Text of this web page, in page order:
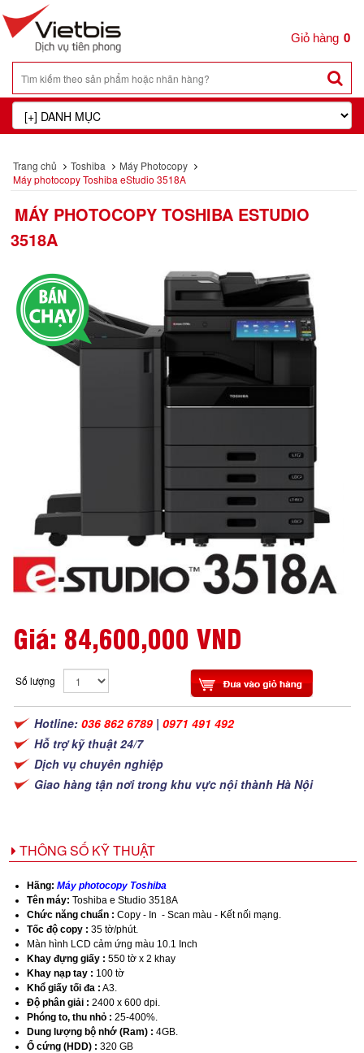
0
Trang chủ Toshiba
Máy Photocopy
Máy photocopy Toshiba eStudio 3518A
MÁY PHOTOCOPY TOSHIBA ESTUDIO
3518A
Giá: 84,600,000 VND
Số lượng
Hotline: 036 862 6789 | 0971 491 492
Hỗ trợ kỹ thuật 24/7
Dịch vụ chuyên nghiệp
Giao hàng tận nơi trong khu vực nội thành Hà Nội
THÔNG SỐ KỸ THUẬT
Hãng: Máy photocopy Toshiba
Tên máy: Toshiba e Studio 3518A
Chức năng chuẩn : Copy - In - Scan màu - Kết nối mạng.
Tốc độ copy : 35 tờ/phút.
Màn hình LCD cảm ứng màu 10.1 Inch
Khay đựng giấy : 550 tờ x 2 khay
Khay nạp tay : 100 tờ
Khổ giấy tối đa : A3.
Độ phân giải : 2400 x 600 dpi.
Phóng to, thu nhỏ : 25-400%.
Dung lượng bộ nhớ (Ram) : 4GB.
Ổ cứng (HDD) : 320 GB